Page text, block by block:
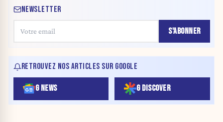
NEWSLETTER
S'ABONNER
RETROUVEZ NOS ARTICLES SUR GOOGLE
G NEWS G DISCOVER